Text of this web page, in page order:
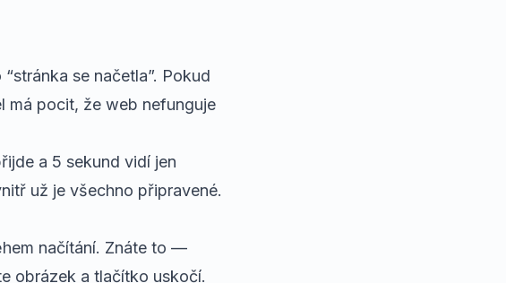
se načetla”. Pokud
má pocit, že web nefunguje
a 5 sekund vidí jen
už je všechno připravené.
načítání. Znáte to —
obrázek a tlačítko uskočí.